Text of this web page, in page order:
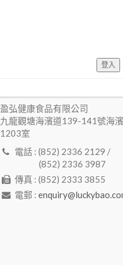
登入
盈弘健康食品有限公司
九龍觀塘海濱道139-141號海
1203室
電話 : (852) 2336 2129 /
(852) 2336 3987
傳真 : (852) 2333 3855
電郵 :